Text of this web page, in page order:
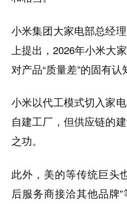
小米集团大家电部总经
上提出，2026年小米大
对产品“质量差”的固有认
小米以代工模式切入家
自建工厂，但供应链的
之功。
此外，美的等传统巨头
后服务商接洽其他品牌”